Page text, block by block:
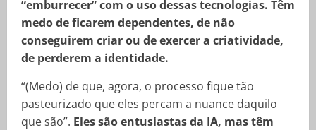
“emburrecer” com o uso dessas tecnologias. Têm
medo de ficarem dependentes, de não
conseguirem criar ou de exercer a criatividade,
de perderem a identidade.
“(Medo) de que, agora, o processo fique tão
pasteurizado que eles percam a nuance daquilo
que são”. Eles são entusiastas da IA, mas têm